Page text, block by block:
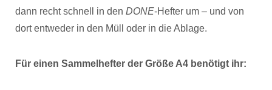
dann recht schnell in den DONE-Hefter um – und von
dort entweder in den Müll oder in die Ablage.
Für einen Sammelhefter der Größe A4 benötigt ihr: